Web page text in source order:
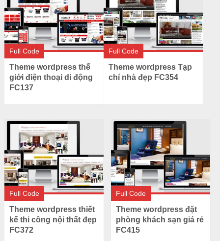
Full Code
Theme wordpress thế
giới điện thoại di động
FC137
Full Code
Theme wordpress Tạp
chí nhà đẹp FC354
Full Code
Theme wordpress thiết
kế thi công nội thất đẹp
FC372
Full Code
Theme wordpress đặt
phòng khách sạn giá rẻ
FC415